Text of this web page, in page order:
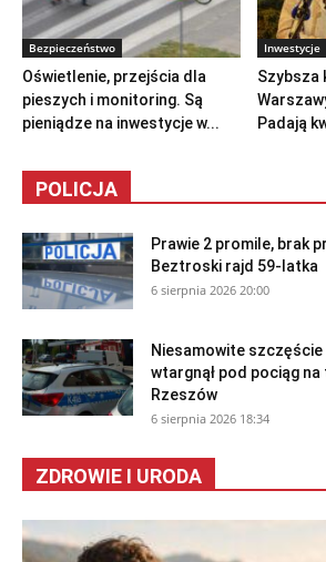
Bezpieczeństwo
Oświetlenie, przejścia dla
pieszych i monitoring. Są
pieniądze na inwestycje w...
Inwestycje
Szybsza
Padają
POLICJA
Prawie 2 promile, brak
Beztroski rajd 59-latka
6 sierpnia 2026 20:00
Niesamowite szczęście
wtargnął pod pociąg
Rzeszów
6 sierpnia 2026 18:34
ZDROWIE I URODA